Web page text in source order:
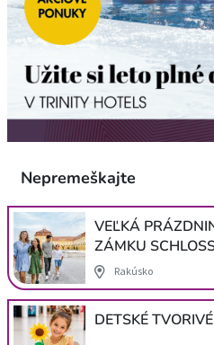
Nepremeškajte
VEĽKÁ
ZÁMKU
Rakúsko
DETSKÉ